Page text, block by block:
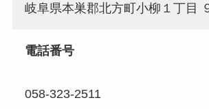
岐阜県本巣郡北方町小柳１丁目
電話番号
058-323-2511